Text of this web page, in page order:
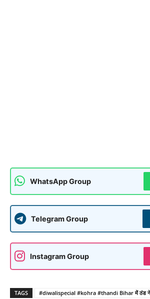
WhatsApp Group
Telegram Group
Instagram Group
TAGS
#diwalispecial #kohra #thandi Bihar में ठंड ने